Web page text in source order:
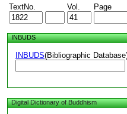
TextNo. Vol. Page
INBUDS
INBUDS(Bibliographic
Digital Dictionary of Buddhism